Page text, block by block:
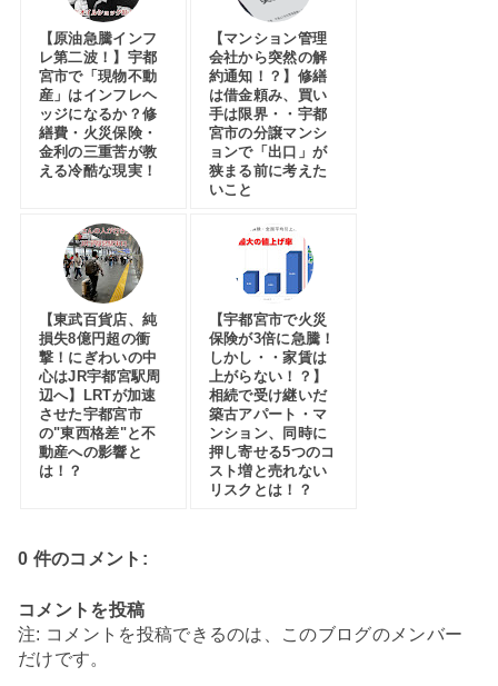
【原油急騰インフ
レ第二波！】宇都
宮市で「現物不動
産」はインフレヘ
ッジになるか？修
繕費・火災保険・
金利の三重苦が教
える冷酷な現実！
【マンション管理
会社から突然の解
約通知！？】修繕
は借金頼み、買い
手は限界・・宇都
宮市の分譲マンシ
ョンで「出口」が
狭まる前に考えた
いこと
【東武百貨店、純
損失8億円超の衝
撃！にぎわいの中
心はJR宇都宮駅周
辺へ】LRTが加速
させた宇都宮市
の"東西格差"と不
動産への影響と
は！？
【宇都宮市で火災
保険が3倍に急騰！
しかし・・家賃は
上がらない！？】
相続で受け継いだ
築古アパート・マ
ンション、同時に
押し寄せる5つのコ
スト増と売れない
リスクとは！？
0 件のコメント:
コメントを投稿
注: コメントを投稿できるのは、このブログのメンバー
だけです。